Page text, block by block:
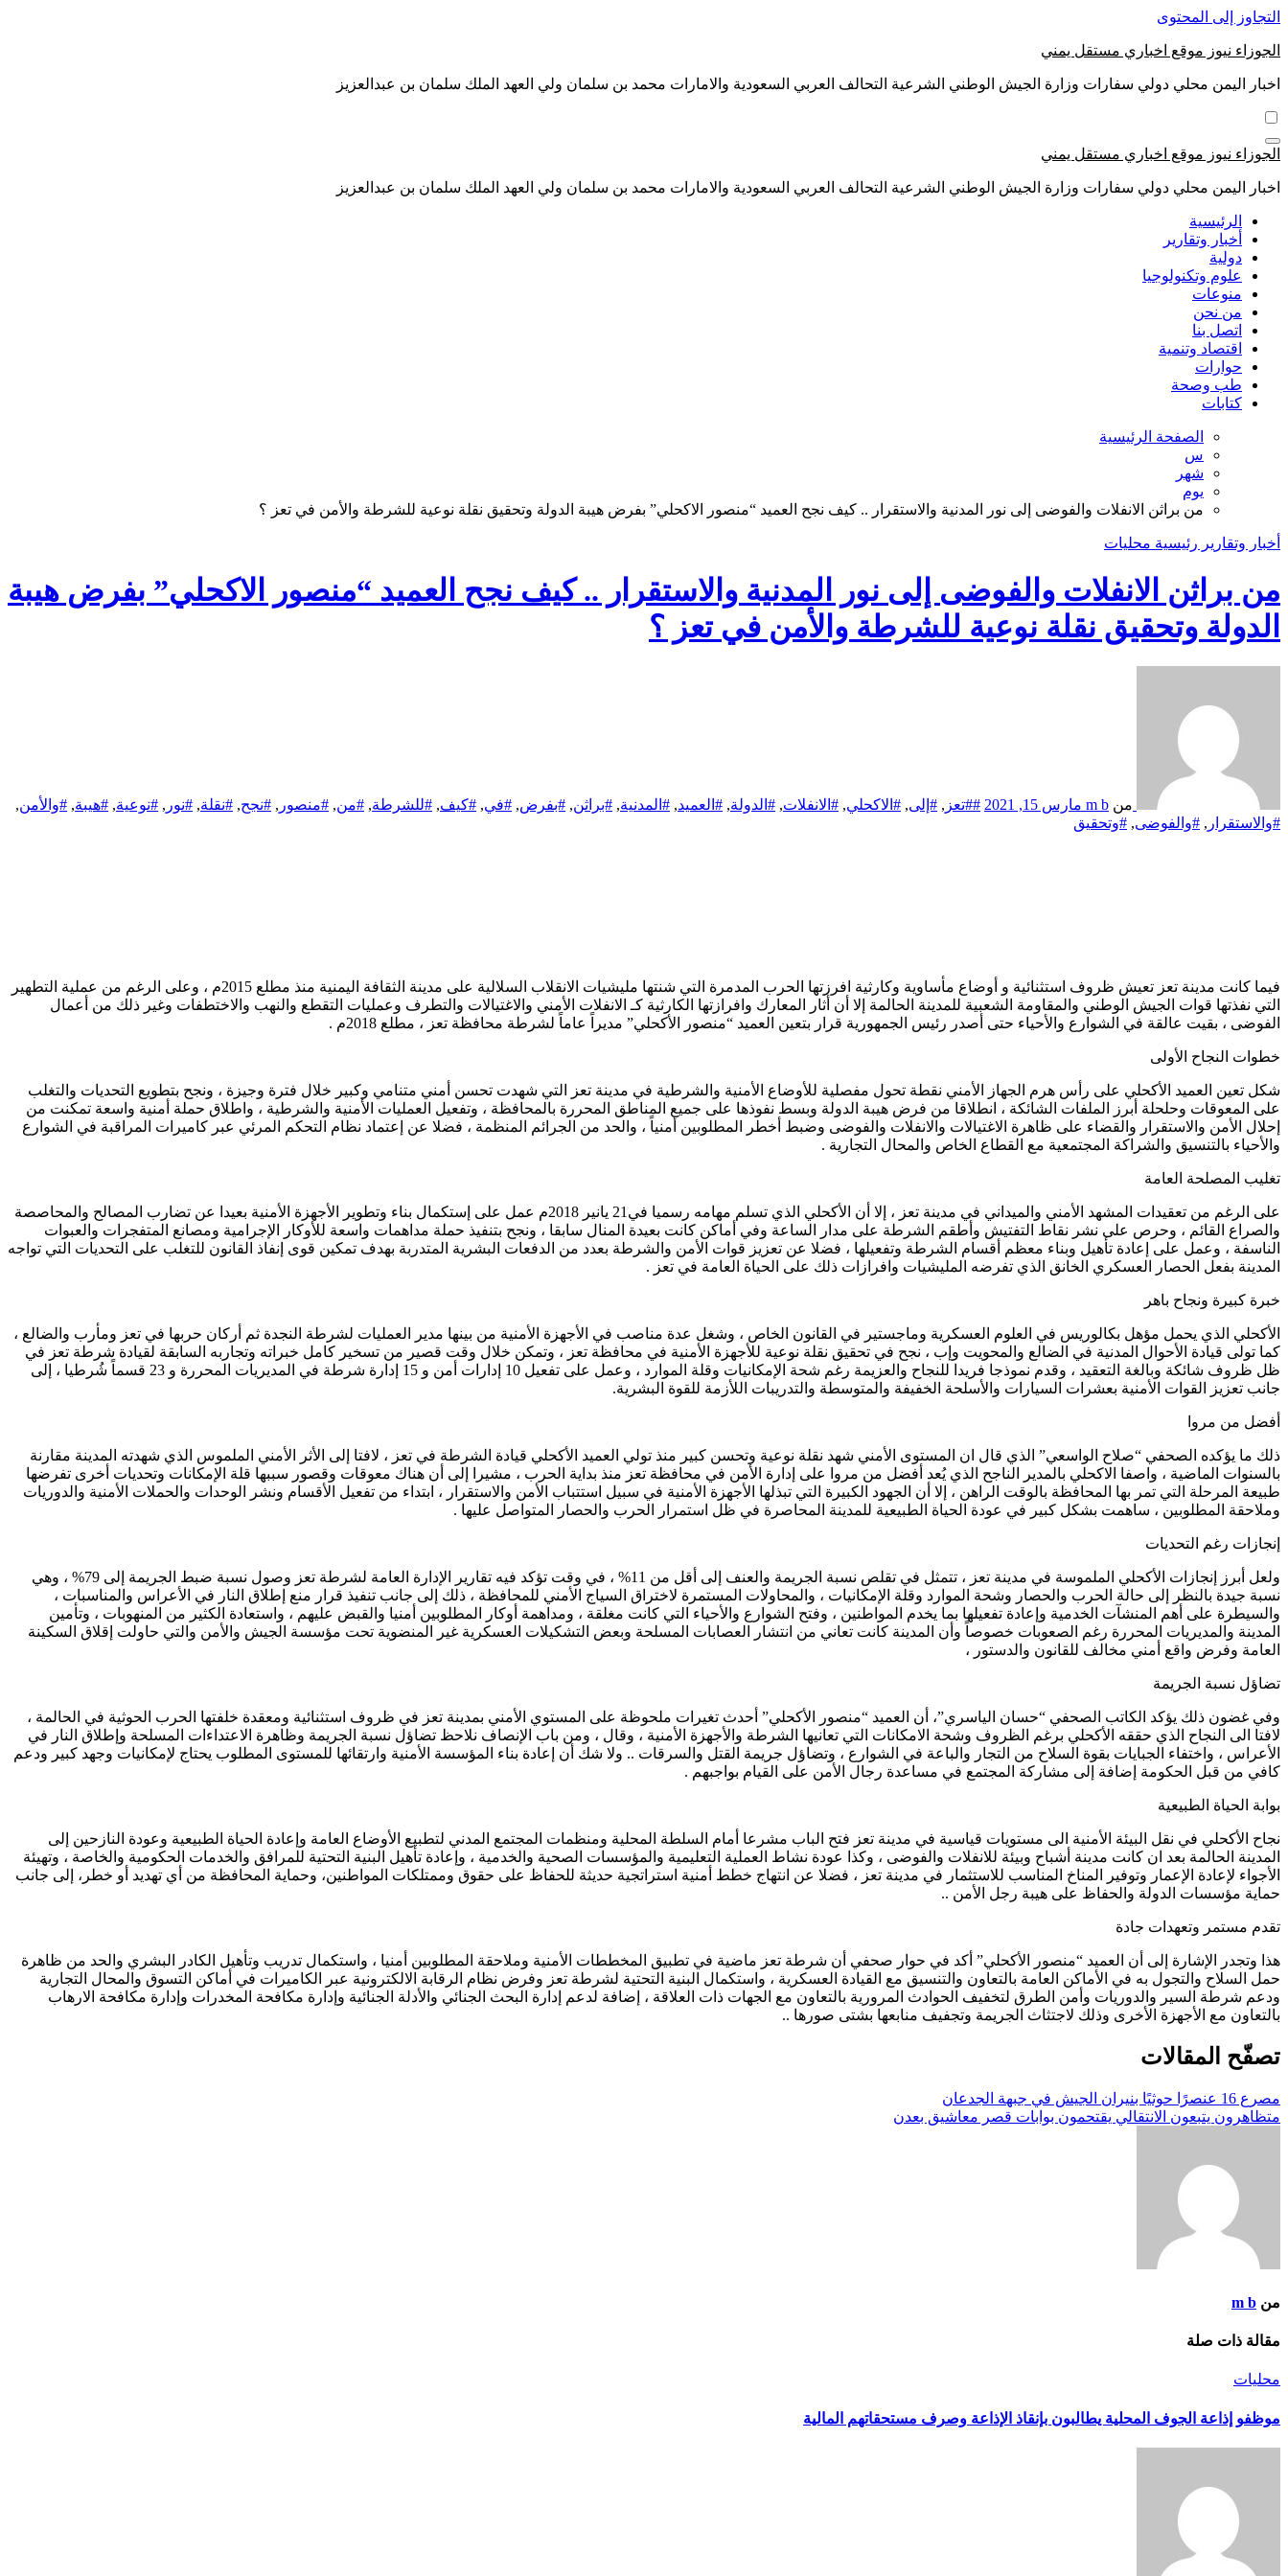
التجاوز إلى المحتوى
الجوزاء نيوز موقع اخباري مستقل يمني
اخبار اليمن محلي دولي سفارات وزارة الجيش الوطني الشرعية التحالف العربي السعودية والامارات محمد بن سلمان ولي العهد الملك سلمان بن عبدالعزيز
الجوزاء نيوز موقع اخباري مستقل يمني
اخبار اليمن محلي دولي سفارات وزارة الجيش الوطني الشرعية التحالف العربي السعودية والامارات محمد بن سلمان ولي العهد الملك سلمان بن عبدالعزيز
الرئيسية
أخبار وتقارير
دولية
علوم وتكنولوجيا
منوعات
من نحن
اتصل بنا
اقتصاد وتنمية
حوارات
طب وصحة
كتابات
الصفحة الرئيسية
س
شهر
يوم
من براثن الانفلات والفوضى إلى نور المدنية والاستقرار .. كيف نجح العميد “منصور الاكحلي” بفرض هيبة الدولة وتحقيق نقلة نوعية للشرطة والأمن في تعز ؟
أخبار وتقارير رئيسية محليات
من براثن الانفلات والفوضى إلى نور المدنية والاستقرار .. كيف نجح العميد “منصور الاكحلي” بفرض هيبة
الدولة وتحقيق نقلة نوعية للشرطة والأمن في تعز ؟
من m b مارس 15, 2021 ##تعز , #إلى, #الاكحلي, #الانفلات, #الدولة, #العميد, #المدنية, #براثن, #بفرض, #في, #كيف, #للشرطة, #من, #منصور , #نجح, #نقلة, #نور , #نوعية, #هيبة, #والأمن,
#والاستقرار , #والفوضى, #وتحقيق
فيما كانت مدينة تعز تعيش ظروف استثنائية و أوضاع مأساوية وكارثية افرزتها الحرب المدمرة التي شنتها مليشيات الانقلاب السلالية على مدينة الثقافة اليمنية منذ مطلع 2015م ، وعلى الرغم من عملية التطهير
التي نفذتها قوات الجيش الوطني والمقاومة الشعبية للمدينة الحالمة إلا أن أثار المعارك وافرازتها الكارثية كـ الانفلات الأمني والاغتيالات والتطرف وعمليات التقطع والنهب والاختطفات وغير ذلك من أعمال
الفوضى ، بقيت عالقة في الشوارع والأحياء حتى أصدر رئيس الجمهورية قرار بتعين العميد “منصور الأكحلي” مديراً عاماً لشرطة محافظة تعز ، مطلع 2018م .
خطوات النجاح الأولى
شكل تعين العميد الأكحلي على رأس هرم الجهاز الأمني نقطة تحول مفصلية للأوضاع الأمنية والشرطية في مدينة تعز التي شهدت تحسن أمني متنامي وكبير خلال فترة وجيزة ، ونجح بتطويع التحديات والتغلب
على المعوقات وحلحلة أبرز الملفات الشائكة ، انطلاقا من فرض هيبة الدولة وبسط نفوذها على جميع المناطق المحررة بالمحافظة ، وتفعيل العمليات الأمنية والشرطية ، واطلاق حملة أمنية واسعة تمكنت من
إحلال الأمن والاستقرار والقضاء على ظاهرة الاغتيالات والانفلات والفوضى وضبط أخطر المطلوبين أمنياً ، والحد من الجرائم المنظمة ، فضلا عن إعتماد نظام التحكم المرئي عبر كاميرات المراقبة في الشوارع
والأحياء بالتنسيق والشراكة المجتمعية مع القطاع الخاص والمحال التجارية .
تغليب المصلحة العامة
على الرغم من تعقيدات المشهد الأمني والميداني في مدينة تعز ، إلا أن الأكحلي الذي تسلم مهامه رسميا في21 يانير 2018م عمل على إستكمال بناء وتطوير الأجهزة الأمنية بعيدا عن تضارب المصالح والمحاصصة
والصراع القائم ، وحرص على نشر نقاط التفتيش وأطقم الشرطة على مدار الساعة وفي أماكن كانت بعيدة المنال سابقا ، ونجح بتنفيذ حملة مداهمات واسعة للأوكار الإجرامية ومصانع المتفجرات والعبوات
الناسفة ، وعمل على إعادة تأهيل وبناء معظم أقسام الشرطة وتفعيلها ، فضلا عن تعزيز قوات الأمن والشرطة بعدد من الدفعات البشرية المتدربة بهدف تمكين قوى إنفاذ القانون للتغلب على التحديات التي تواجه
المدينة بفعل الحصار العسكري الخانق الذي تفرضه المليشيات وافرازات ذلك على الحياة العامة في تعز .
خبرة كبيرة ونجاح باهر
الأكحلي الذي يحمل مؤهل بكالوريس في العلوم العسكرية وماجستير في القانون الخاص ، وشغل عدة مناصب في الأجهزة الأمنية من بينها مدير العمليات لشرطة النجدة ثم أركان حربها في تعز ومأرب والضالع ،
كما تولى قيادة الأحوال المدنية في الضالع والمحويت وإب ، نجح في تحقيق نقلة نوعية للأجهزة الأمنية في محافظة تعز ، وتمكن خلال وقت قصير من تسخير كامل خبراته وتجاربه السابقة لقيادة شرطة تعز في
ظل ظروف شائكة وبالغة التعقيد ، وقدم نموذجا فريدا للنجاح والعزيمة رغم شحة الإمكانيات وقلة الموارد ، وعمل على تفعيل 10 إدارات أمن و 15 إدارة شرطة في المديريات المحررة و 23 قسماً شُرطيا ، إلى
جانب تعزيز القوات الأمنية بعشرات السيارات والأسلحة الخفيفة والمتوسطة والتدريبات اللأزمة للقوة البشرية.
أفضل من مروا
ذلك ما يؤكده الصحفي “صلاح الواسعي” الذي قال ان المستوى الأمني شهد نقلة نوعية وتحسن كبير منذ تولي العميد الأكحلي قيادة الشرطة في تعز ، لافتا إلى الأثر الأمني الملموس الذي شهدته المدينة مقارنة
بالسنوات الماضية ، واصفا الاكحلي بالمدير الناجح الذي يُعد أفضل من مروا على إدارة الأمن في محافظة تعز منذ بداية الحرب ، مشيرا إلى أن هناك معوقات وقصور سببها قلة الإمكانات وتحديات أخرى تفرضها
طبيعة المرحلة التي تمر بها المحافظة بالوقت الراهن ، إلا أن الجهود الكبيرة التي تبذلها الأجهزة الأمنية في سبيل استتباب الأمن والاستقرار ، ابتداء من تفعيل الأقسام ونشر الوحدات والحملات الأمنية والدوريات
وملاحقة المطلوبين ، ساهمت بشكل كبير في عودة الحياة الطبيعية للمدينة المحاصرة في ظل استمرار الحرب والحصار المتواصل عليها .
إنجازات رغم التحديات
ولعل أبرز إنجازات الأكحلي الملموسة في مدينة تعز ، تتمثل في تقلص نسبة الجريمة والعنف إلى أقل من 11% ، في وقت تؤكد فيه تقارير الإدارة العامة لشرطة تعز وصول نسبة ضبط الجريمة إلى 79% ، وهي
نسبة جيدة بالنظر إلى حالة الحرب والحصار وشحة الموارد وقلة الإمكانيات ، والمحاولات المستمرة لاختراق السياج الأمني للمحافظة ، ذلك إلى جانب تنفيذ قرار منع إطلاق النار في الأعراس والمناسبات ،
والسيطرة على أهم المنشآت الخدمية وإعادة تفعيلها بما يخدم المواطنين ، وفتح الشوارع والأحياء التي كانت مغلقة ، ومداهمة أوكار المطلوبين أمنيا والقبض عليهم ، واستعادة الكثير من المنهوبات ، وتأمين
المدينة والمديريات المحررة رغم الصعوبات خصوصاً وأن المدينة كانت تعاني من انتشار العصابات المسلحة وبعض التشكيلات العسكرية غير المنضوية تحت مؤسسة الجيش والأمن والتي حاولت إقلاق السكينة
العامة وفرض واقع أمني مخالف للقانون والدستور ،
تضاؤل نسبة الجريمة
وفي غضون ذلك يؤكد الكاتب الصحفي “حسان الياسري”، أن العميد “منصور الأكحلي” أحدث تغيرات ملحوظة على المستوي الأمني بمدينة تعز في ظروف استثنائية ومعقدة خلفتها الحرب الحوثية في الحالمة ،
لافتا الى النجاح الذي حققه الأكحلي برغم الظروف وشحة الامكانات التي تعانيها الشرطة والأجهزة الأمنية ، وقال ، ومن باب الإنصاف نلاحظ تضاؤل نسبة الجريمة وظاهرة الاعتداءات المسلحة وإطلاق النار في
الأعراس ، واختفاء الجبايات بقوة السلاح من التجار والباعة في الشوارع ، وتضاؤل جريمة القتل والسرقات .. ولا شك أن إعادة بناء المؤسسة الأمنية وارتقائها للمستوى المطلوب يحتاج لإمكانيات وجهد كبير ودعم
كافي من قبل الحكومة إضافة إلى مشاركة المجتمع في مساعدة رجال الأمن على القيام بواجبهم .
بوابة الحياة الطبيعية
نجاح الأكحلي في نقل البيئة الأمنية الى مستويات قياسية في مدينة تعز فتح الباب مشرعا أمام السلطة المحلية ومنظمات المجتمع المدني لتطبيع الأوضاع العامة وإعادة الحياة الطبيعية وعودة النازحين إلى
المدينة الحالمة بعد ان كانت مدينة أشباح وبيئة للانفلات والفوضى ، وكذا عودة نشاط العملية التعليمية والمؤسسات الصحية والخدمية ، وإعادة تأهيل البنية التحتية للمرافق والخدمات الحكومية والخاصة ، وتهيئة
الأجواء لإعادة الإعمار وتوفير المناخ المناسب للاستثمار في مدينة تعز ، فضلا عن انتهاج خطط أمنية استراتجية حديثة للحفاظ على حقوق وممتلكات المواطنين، وحماية المحافظة من أي تهديد أو خطر، إلى جانب
حماية مؤسسات الدولة والحفاظ على هيبة رجل الأمن ..
تقدم مستمر وتعهدات جادة
هذا وتجدر الإشارة إلى أن العميد “منصور الأكحلي” أكد في حوار صحفي أن شرطة تعز ماضية في تطبيق المخططات الأمنية وملاحقة المطلوبين أمنيا ، واستكمال تدريب وتأهيل الكادر البشري والحد من ظاهرة
حمل السلاح والتجول به في الأماكن العامة بالتعاون والتنسيق مع القيادة العسكرية ، واستكمال البنية التحتية لشرطة تعز وفرض نظام الرقابة الالكترونية عبر الكاميرات في أماكن التسوق والمحال التجارية
ودعم شرطة السير والدوريات وأمن الطرق لتخفيف الحوادث المرورية بالتعاون مع الجهات ذات العلاقة ، إضافة لدعم إدارة البحث الجنائي والأدلة الجنائية وإدارة مكافحة المخدرات وإدارة مكافحة الارهاب
بالتعاون مع الأجهزة الأخرى وذلك لاجتثاث الجريمة وتجفيف منابعها بشتى صورها ..
تصفّح المقالات
مصرع 16 عنصرًا حوثيًا بنيران الجيش في جبهة الجدعان
متظاهرون يتبعون الانتقالي يقتحمون بوابات قصر معاشيق بعدن
من m b
مقالة ذات صلة
محليات
موظفو إذاعة الجوف المحلية يطالبون بإنقاذ الإذاعة وصرف مستحقاتهم المالية